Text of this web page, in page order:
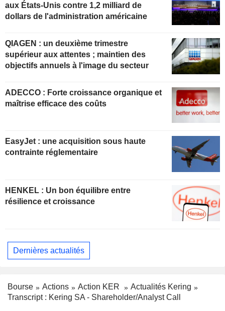
aux États-Unis contre 1,2 milliard de
dollars de l'administration américaine
QIAGEN : un deuxième trimestre
supérieur aux attentes ; maintien des
objectifs annuels à l'image du secteur
ADECCO : Forte croissance organique et
maîtrise efficace des coûts
EasyJet : une acquisition sous haute
contrainte réglementaire
HENKEL : Un bon équilibre entre
résilience et croissance
Dernières actualités
Bourse Actions Action KER
Actualités Kering
Transcript : Kering SA - Shareholder/Analyst Call